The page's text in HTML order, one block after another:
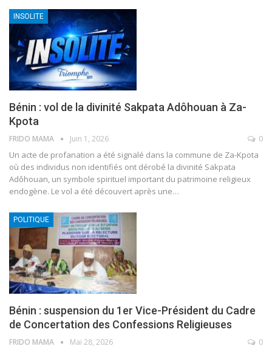
INSOLITE
Bénin : vol de la divinité Sakpata Adôhouan à Za-
Kpota
FRIDO MAMA Juin 1, 2026 0
Un acte de profanation a été signalé dans la commune de Za-Kpota
où des individus non identifiés ont dérobé la divinité Sakpata
Adôhouan, un symbole spirituel important du patrimoine religieux
endogène. Le vol a été découvert après une…
POLITIQUE
Bénin : suspension du 1er Vice-Président du Cadre
de Concertation des Confessions Religieuses
FRIDO MAMA Mai 28, 2026 0